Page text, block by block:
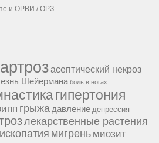
и ОРВИ / ОРЗ
артрозасептический некроз
Шейермана боль в ногах
гипертония
грыжа давление депрессия
лекарственные растения
мигрень миозит